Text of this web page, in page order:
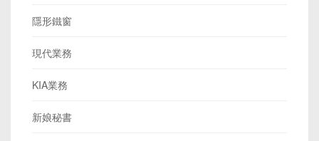
隱形鐵窗
現代業務
KIA業務
新娘秘書